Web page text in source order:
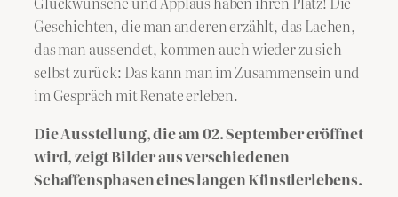
Geschichten, die man anderen erzählt, das Lachen,
das man aussendet, kommen auch wieder zu sich
selbst zurück: Das kann man im Zusammensein und
im Gespräch mit Renate erleben.
Die Ausstellung, die am 02. September eröffnet
wird, zeigt Bilder aus verschiedenen
Schaffensphasen eines langen Künstlerlebens.